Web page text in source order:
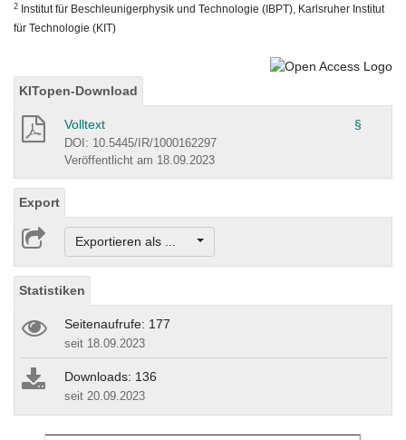
2 Institut für Beschleunigerphysik und Technologie (IBPT), Karlsruher Institut
für Technologie (KIT)
KITopen-Download
Volltext §
DOI: 10.5445/IR/1000162297
Veröffentlicht am 18.09.2023
Export
Exportieren als ...
Statistiken
Seitenaufrufe: 177
seit 18.09.2023
Downloads: 136
seit 20.09.2023